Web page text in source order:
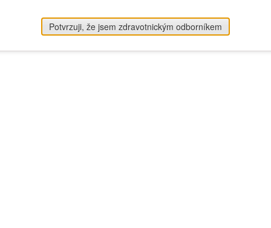
Potvrzuji, že jsem zdravotnickým odborníkem